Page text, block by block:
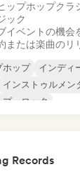
ップホップクラ
ック
イベントの機会
または楽曲のリ
ホップ
インディ
インストゥルメン
プ・ロック
Records